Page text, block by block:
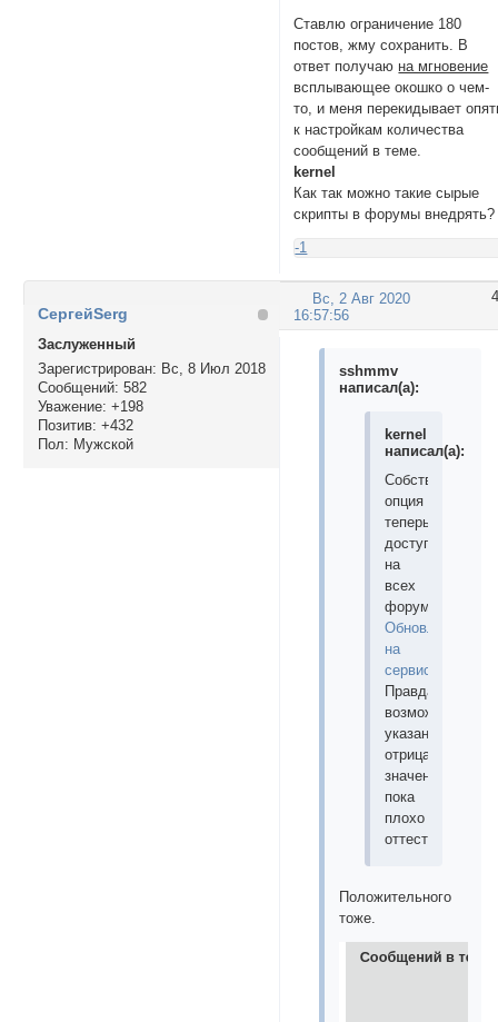
Ставлю ограничение 180
постов, жму сохранить. В
ответ получаю на мгновение
всплывающее окошко о чем-
то, и меня перекидывает
к настройкам количества
сообщений в теме.
kernel
Как так можно такие сырые
скрипты в форумы внедрять?
-1
4
Вс, 2 Авг 2020
16:57:56
СергейSerg
Заслуженный
Зарегистрирован: Вс, 8 Июл 2018
Сообщений: 582
Уважение: +198
Позитив: +432
Пол: Мужской
sshmmv
написал(а):
kernel
написал(а):
Собственно,
опция
теперь
доступна
на
всех
форумах
Обновления
на
сервисе
Правда,
возможность
указания
отрицательного
значения
пока
плохо
оттестирована.
Положительного
тоже.